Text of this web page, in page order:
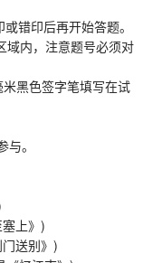
错印后再开始答题。
内，注意题号必须对
黑色签字笔填写在试
。
上》)
别》)